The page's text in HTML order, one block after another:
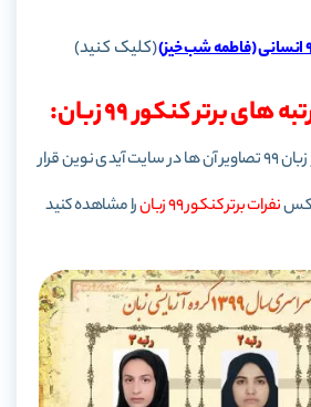
(کلیک کنید)
برتر کنکور 99 زبان:
اسامی نفرات برتر کنکور زبان 99 تصاویر آن ها در سایت آیدی نوین قرار
عکسنفرات برتر کنکور 99 زبان را مشاهده کنید